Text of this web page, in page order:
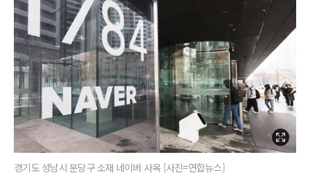
경기도 성남시 분당구 소재 네이버 사옥 [사진=연합뉴스]